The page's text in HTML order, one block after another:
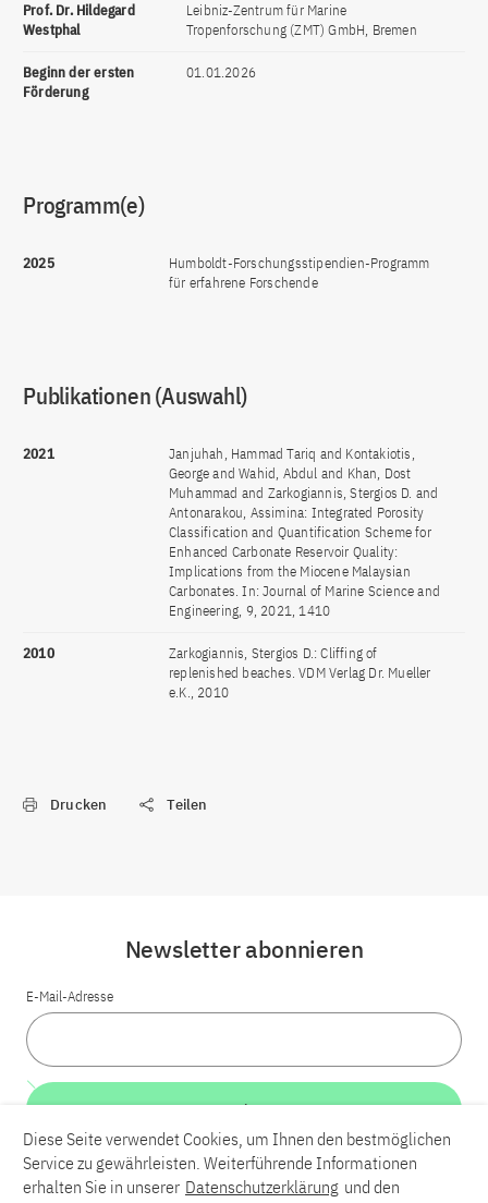
Prof. Dr. Hildegard
Westphal
Leibniz-Zentrum für Marine
Tropenforschung (ZMT) GmbH, Bremen
Beginn der ersten
Förderung
01.01.2026
Programm(e)
2025
Humboldt-Forschungsstipendien-Programm
für erfahrene Forschende
Publikationen (Auswahl)
2021
Janjuhah, Hammad Tariq and Kontakiotis,
George and Wahid, Abdul and Khan, Dost
Muhammad and Zarkogiannis, Stergios D. and
Antonarakou, Assimina: Integrated Porosity
Classification and Quantification Scheme for
Enhanced Carbonate Reservoir Quality:
Implications from the Miocene Malaysian
Carbonates. In: Journal of Marine Science and
Engineering, 9, 2021, 1410
2010
Zarkogiannis, Stergios D.: Cliffing of
replenished beaches. VDM Verlag Dr. Mueller
e.K., 2010
Drucken Teilen
LinkedInBlueskyYouTube
Newsletter abonnieren
E-Mail-Adresse
Weiter
Diese Seite verwendet Cookies, um Ihnen den bestmöglichen
Service zu gewährleisten. Weiterführende Informationen
erhalten Sie in unserer Datenschutzerklärung und den